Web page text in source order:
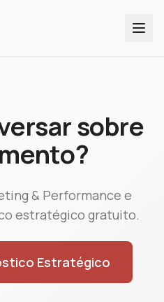
sobre
& Performance e
estratégico gratuito.
Estratégico